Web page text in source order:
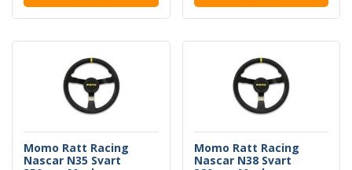
Momo Ratt Racing
Nascar N35 Svart
Momo Ratt Racing
Nascar N38 Svart